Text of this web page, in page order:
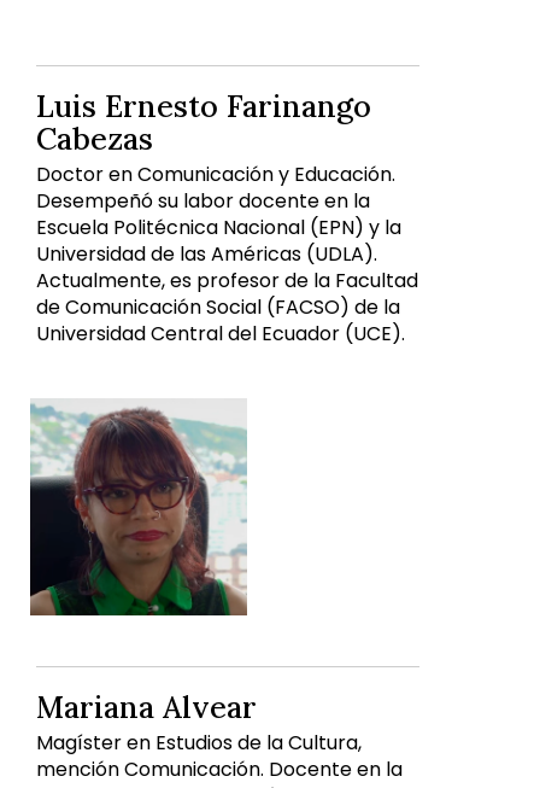
Luis Ernesto Farinango
Cabezas
Doctor en Comunicación y Educación.
Desempeñó su labor docente en la
Escuela Politécnica Nacional (EPN) y la
Universidad de las Américas (UDLA).
Actualmente, es profesor de la Facultad
de Comunicación Social (FACSO) de la
Universidad Central del Ecuador (UCE).
Mariana Alvear
Magíster en Estudios de la Cultura,
mención Comunicación. Docente en la